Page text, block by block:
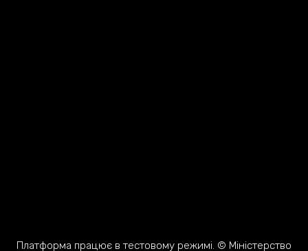
Платформа працює в тестовому режимі. © Міністерство